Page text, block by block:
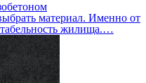
материал. Именно от
жилища.…